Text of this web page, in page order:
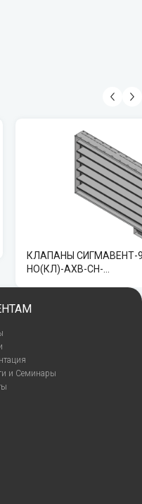
КЛАПАНЫ СИГМАВЕНТ-
НО(КЛ)-АХВ-СН-…
и Семинары